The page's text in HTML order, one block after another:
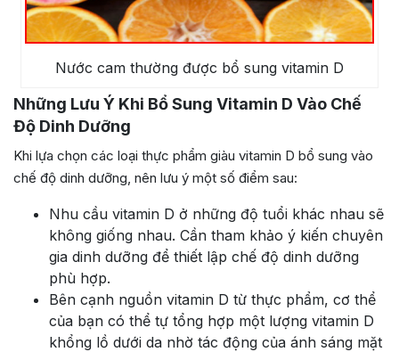
Nước cam thường được bổ sung vitamin D
Những Lưu Ý Khi Bổ Sung Vitamin D Vào Chế
Độ Dinh Dưỡng
Khi lựa chọn các loại thực phẩm giàu vitamin D bổ sung vào
chế độ dinh dưỡng, nên lưu ý một số điểm sau:
Nhu cầu vitamin D ở những độ tuổi khác nhau sẽ
không giống nhau. Cần tham khảo ý kiến chuyên
gia dinh dưỡng để thiết lập chế độ dinh dưỡng
phù hợp.
Bên cạnh nguồn vitamin D từ thực phẩm, cơ thể
của bạn có thể tự tổng hợp một lượng vitamin D
khổng lồ dưới da nhờ tác động của ánh sáng mặt